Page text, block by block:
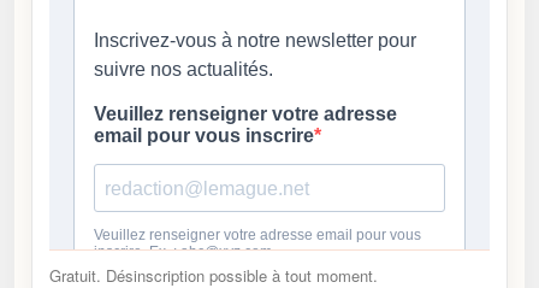
Gratuit. Désinscription possible à tout moment.